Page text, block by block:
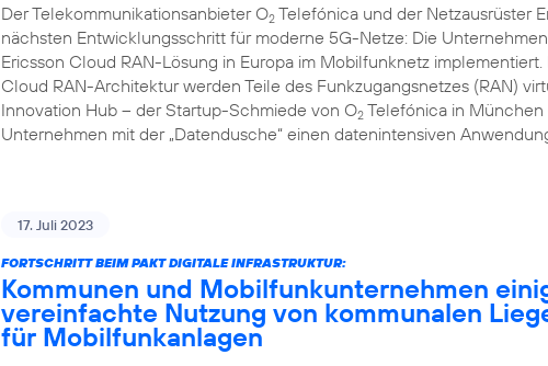
Der Telekommunikationsanbieter O2 Telefónica und der Netzausrüster
nächsten Entwicklungsschritt für moderne 5G-Netze: Die
Ericsson Cloud RAN-Lösung in Europa im Mobilfunknetz
Cloud RAN-Architektur werden Teile des Funkzugangsnetzes (RAN)
Innovation Hub – der Startup-Schmiede von O2 Telefónica in München
Unternehmen mit der „Datendusche“ einen datenintensiven
17. Juli 2023
FORTSCHRITT BEIM PAKT DIGITALE INFRASTRUKTUR:
Kommunen und Mobilfunkunternehmen
vereinfachte Nutzung von kommunalen
für Mobilfunkanlagen